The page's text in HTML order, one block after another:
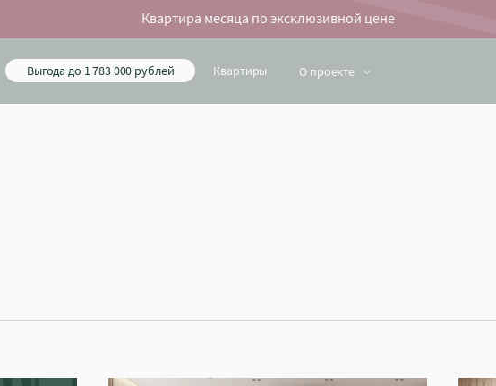
Квартира месяца по эксклюзивной цене
Выгода до 1 783 000 рублей Квартиры О проекте